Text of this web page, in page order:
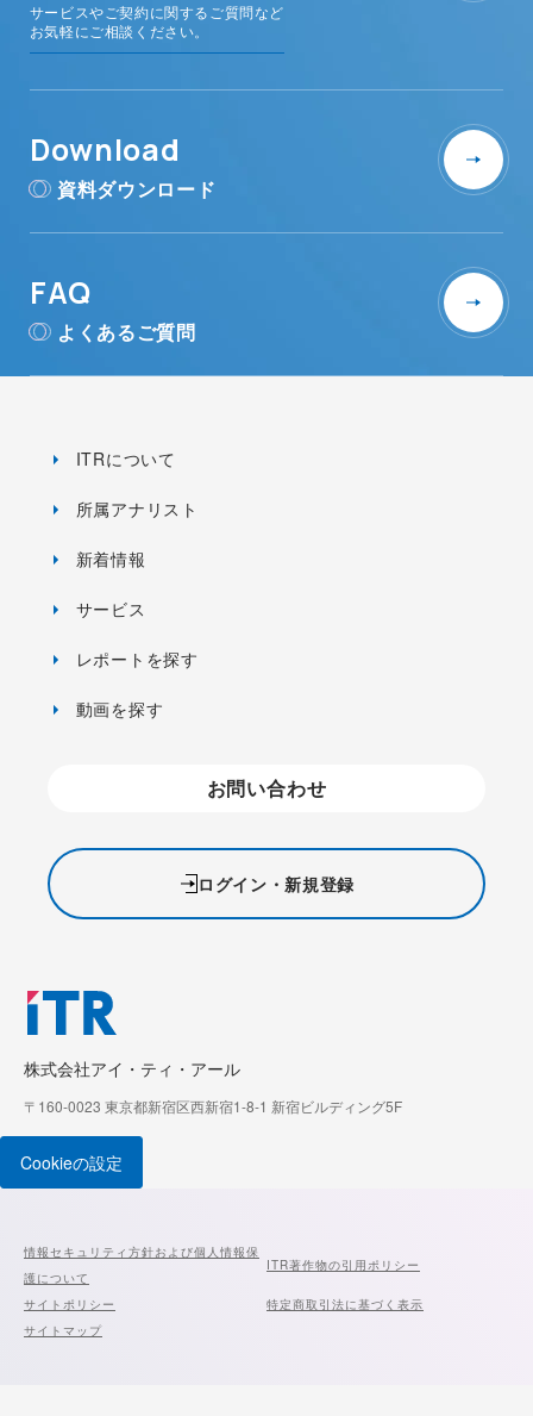
サービスやご契約に関するご質問など
お気軽にご相談ください。
Download
資料ダウンロード
FAQ
よくあるご質問
株式会社アイ・ティ・アール
〒160-0023 東京都新宿区西新宿1-8-1 新宿ビルディング5F
ITRについて
所属アナリスト
新着情報
サービス
レポートを探す
動画を探す
お問い合わせ
ログイン・新規登録
Cookieの設定
情報セキュリティ方針および個人情報保
護について
ITR著作物の引用ポリシー
サイトポリシー
特定商取引法に基づく表示
サイトマップ